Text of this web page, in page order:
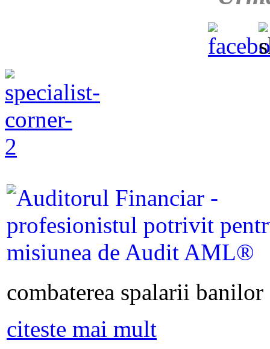
combaterea spalarii
citeste mai mult